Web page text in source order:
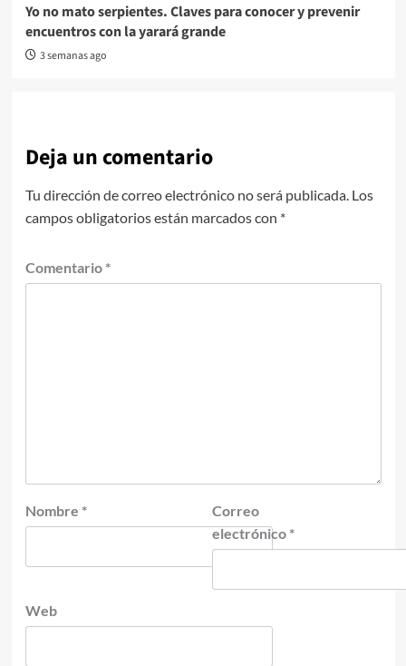
Yo no mato serpientes. Claves para conocer y prevenir
encuentros con la yarará grande
3 semanas ago
Deja un comentario
Tu dirección de correo electrónico no será publicada. Los
campos obligatorios están marcados con *
Comentario *
Nombre *
Correo
electrónico *
Web